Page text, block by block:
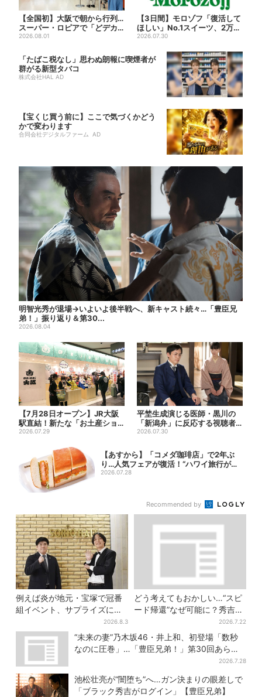
【全国初】大阪で朝から行列…
スーパー・ロピアで「どデカ
抽選会」、開始30分で“1...
2026.08.01
【3日間】モロゾフ「復活して
ほしい」No.1スイーツ、2万3
865票から選ばれた...
2026.07.30
「たばこ税なし」思わぬ朗報に喫煙者が
群がる新型タバコ
株式会社HAL AD
【宝くじ買う前に】ここで気づくかどう
かで変わります
合同会社デジタルファーム AD
明智光秀が退場→いよいよ後半戦へ、新キャスト続々…「豊臣兄
弟！」振り返り＆第30...
2026.08.04
【7月28日オープン】JR大阪
駅直結！新たな「お土産ショ
ップ」、銘菓バラ売りで地...
2026.07.29
平埜生成演じる医師・黒川の
「新潟弁」に反応する視聴者
続出「グッときた」
2026.07.30
【あすから】「コメダ珈琲店」で2年ぶ
り…人気フェアが復活！“ハワイ旅行が当
たる”...
2026.07.28
Recommended by
例えば炎が地元・宝塚で冠番
組イベント、サプライズに会
場騒然「まさか本人が出てく
るとは…」
2026.8.3
どう考えてもおかしい…“スピ
ード帰還”なぜ可能に？秀吉が
噂した、3人目の謀反人【豊臣
兄弟】
2026.7.22
“未来の妻”乃木坂46・井上和、初登場「数秒
なのに圧巻」…「豊臣兄弟！」第30回あらす
2026.7.28
池松壮亮が“闇堕ち”へ…ガン決まりの眼差しで
「ブラック秀吉がログイン」【豊臣兄弟】